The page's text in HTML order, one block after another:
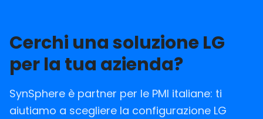
Cerchi una soluzione LG
per la tua azienda?
SynSphere è partner per le PMI italiane: ti
aiutiamo a scegliere la configurazione LG